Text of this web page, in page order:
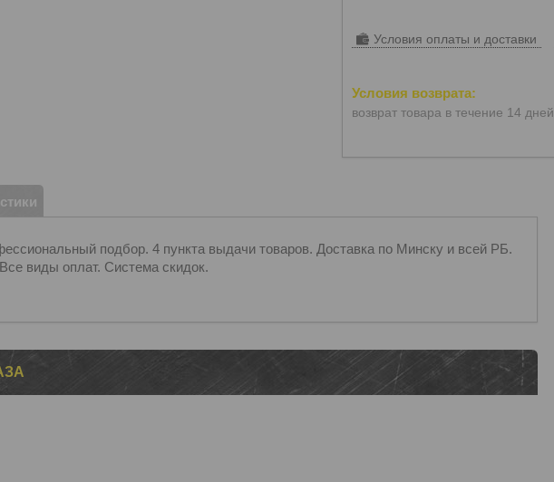
Условия оплаты и доставки
возврат товара в течение 14 дней
подбор. 4 пункта выдачи товаров. Доставка по Минску и всей РБ.
виды оплат. Система скидок.